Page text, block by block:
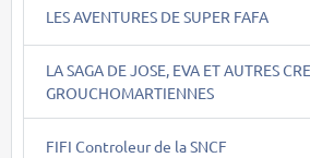
LES AVENTURES DE SUPER FAFA
LA SAGA DE JOSE, EVA ET AUTRES
GROUCHOMARTIENNES
FIFI Controleur de la SNCF